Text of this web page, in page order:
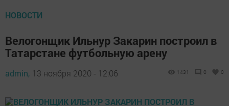
НОВОСТИ
Велогонщик Ильнур Закарин построил в
Татарстане футбольную арену
admin, 13 ноября 2020 - 12:06 1431 0 0